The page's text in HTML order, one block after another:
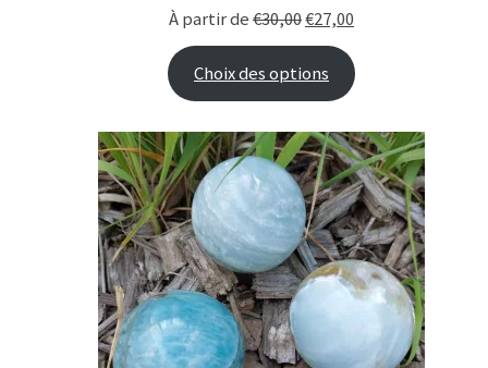
À partir de€30,00€27,00
Choix des options